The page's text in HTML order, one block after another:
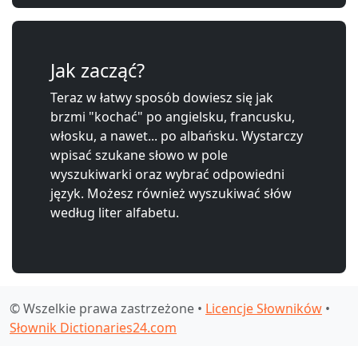
Jak zacząć?
Teraz w łatwy sposób dowiesz się jak
brzmi "kochać" po angielsku, francusku,
włosku, a nawet... po albańsku. Wystarczy
wpisać szukane słowo w pole
wyszukiwarki oraz wybrać odpowiedni
język. Możesz również wyszukiwać słów
według liter alfabetu.
© Wszelkie prawa zastrzeżone • Licencje Słowników •
Słownik Dictionaries24.com